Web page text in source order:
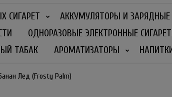
СИГАРЕТ АККУМУЛЯТОРЫ И ЗАРЯДНЫЕ
ОДНОРАЗОВЫЕ ЭЛЕКТРОННЫЕ
ТАБАК
АРОМАТИЗАТОРЫ
Лед (Frosty Palm)